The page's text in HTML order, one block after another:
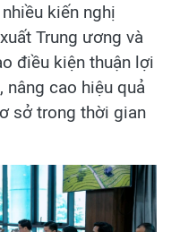
kiến nghị
Trung ương và
điều kiện thuận lợi
nâng cao hiệu quả
sở trong thời gian